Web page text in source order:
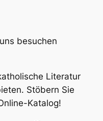
besuchen
Literatur
Stöbern Sie
Katalog!